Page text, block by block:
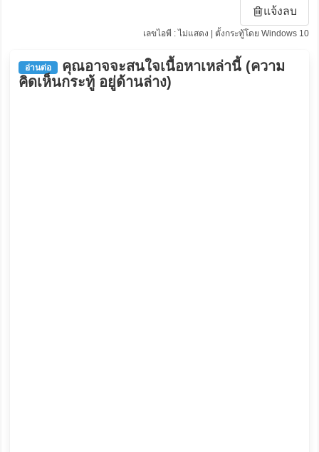
แจ้งลบ
เลขไอพี : ไม่แสดง | ตั้งกระทู้โดย Windows 10
อ่านต่อ
คุณอาจจะสนใจเนื้อหาเหล่านี้ (ความ
คิดเห็นกระทู้ อยู่ด้านล่าง)